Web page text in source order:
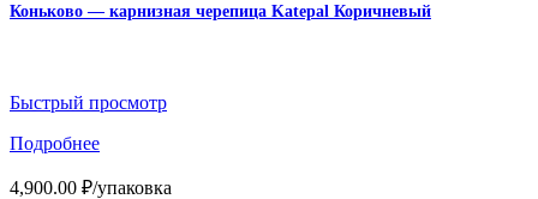
Коньково — карнизная черепица Katepal Коричневый
Быстрый просмотр
Подробнее
4,900.00 ₽/упаковка